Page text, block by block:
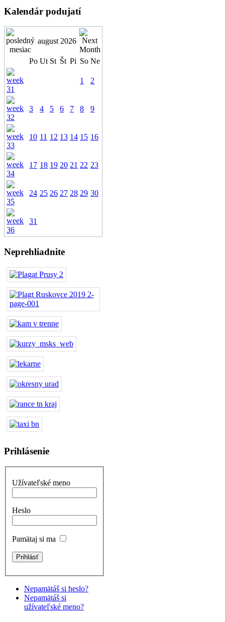
Kalendár podujatí
august 2026
Po Ut St Št Pi So Ne
1 2
3 4 5 6 7 8 9
10 11 12 13 14 15 16
17 18 19 20 21 22 23
24 25 26 27 28 29 30
31
Neprehliadnite
Prihlásenie
Užívateľské meno
Heslo
Pamätaj si ma
Nepamätáš si heslo?
Nepamätáš si
užívateľské meno?